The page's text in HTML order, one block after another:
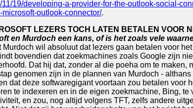
19/developing-a-provider-for-the-outlook-social-
outlook-connector/.
LEZERS TOCH LATEN BETALEN VOOR
en Murdoch een kans, of is het zoals vele
Murdoch wil absoluut dat lezers gaan betalen voor
bovendien dat zoekmachines zoals Google zijn
Dat hij dat, zonder al die poeha om te
genomen zijn in de plannen van Murdoch -
dat deze softwaregigant voortaan zou betalen
te indexeren en in de eigen zoekmachine, Bing,
en zou, nog altijd volgens TFT, zelfs andere